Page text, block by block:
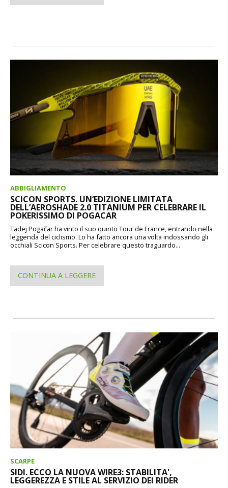
ABBIGLIAMENTO
SCICON SPORTS. UN’EDIZIONE LIMITATA
DELL’AEROSHADE 2.0 TITANIUM PER CELEBRARE IL
POKERISSIMO DI POGACAR
Tadej Pogačar ha vinto il suo quinto Tour de France, entrando nella
leggenda del ciclismo. Lo ha fatto ancora una volta indossando gli
occhiali Scicon Sports. Per celebrare questo traguardo...
CONTINUA A LEGGERE
SCARPE
SIDI. ECCO LA NUOVA WIRE3: STABILITA',
LEGGEREZZA E STILE AL SERVIZIO DEI RIDER